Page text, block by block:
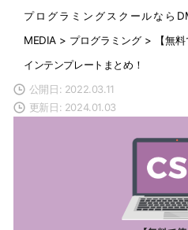
プログラミングスクールなら
MEDIA > プログラミング>
【無
インテンプレートまとめ！
公開日: 2022.03.11
更新日: 2024.01.03